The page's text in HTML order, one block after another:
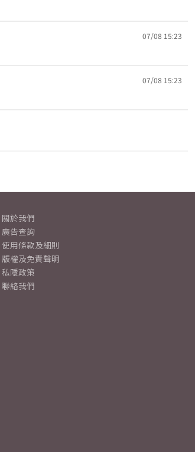
07/08 15:23
07/08 15:23
關於我們
廣告查詢
使用條款及細則
版權及免責聲明
私隱政策
聯絡我們